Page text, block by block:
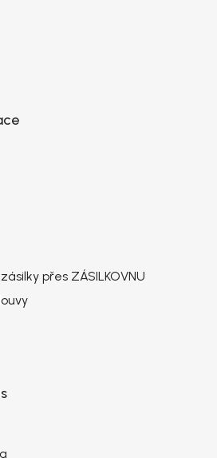
přes ZÁSILKOVNU